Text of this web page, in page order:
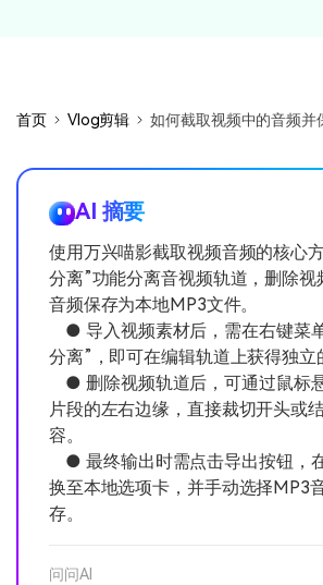
首页 Vlog剪辑 如何截取视频中的音频并
AI 摘要
使用万兴喵影截取视频音频的核心
分离”功能分离音视频轨道，删除视
音频保存为本地MP3文件。
● 导入视频素材后，需在右键菜
分离”，即可在编辑轨道上获得独立
● 删除视频轨道后，可通过鼠标
片段的左右边缘，直接裁切开头或
容。
● 最终输出时需点击导出按钮，
换至本地选项卡，并手动选择MP3
存。
问问AI